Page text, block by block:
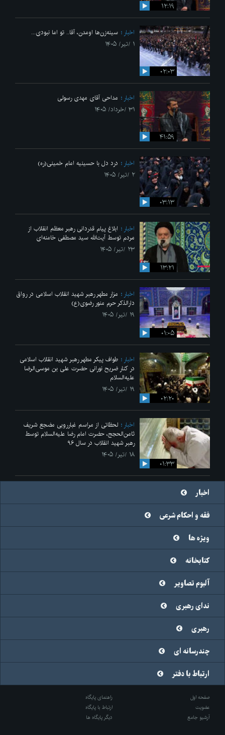
۱۲:۱۹
۰۲:۰۳
اخبار
سینه‌زن‌ها اومدن،‌ آقا.. تو اما نبودی...
۱ /تیر/ ۱۴۰۵
۴۱:۵۹
اخبار
مداحی آقای مهدی رسولی
۳۱ /خرداد/ ۱۴۰۵
۰۳:۱۳
اخبار
درد دل با حسینیه امام خمینی(ره)
۲ /تیر/ ۱۴۰۵
۱۳:۲۱
اخبار
ابلاغ پیام قدردانی رهبر معظم انقلاب از
مردم توسط آیت‌الله سید مصطفی خامنه‌ای
۲۳ /تیر/ ۱۴۰۵
۰۱:۰۵
اخبار
مزار مطهر رهبر شهید انقلاب اسلامی در رواق
دارالذکر حرم منور رضوی(ع)
۱۹ /تیر/ ۱۴۰۵
۰۲:۲۰
اخبار
طواف پیکر مطهر رهبر شهید انقلاب اسلامی
در کنار ضریح نورانی حضرت علی‌ بن موسی‌الرضا
علیه‌السلام
۱۹ /تیر/ ۱۴۰۵
۰۱:۳۳
اخبار
لحظاتی از مراسم غبارروبی مضجع شریف
ثامن‌الحجج، حضرت امام رضا علیه‌السلام توسط
رهبر شهید انقلاب در سال ۹۶
۱۸ /تیر/ ۱۴۰۵
اخبار
فقه و احکام شرعی
ویژه ها
کتابخانه
آلبوم تصاویر
ندای رهبری
رهبری
چندرسانه ای
ارتباط با دفتر
صفحه اول
راهنمای پایگاه
عضویت
ارتباط با پایگاه
آرشیو جامع
دیگر پایگاه ها